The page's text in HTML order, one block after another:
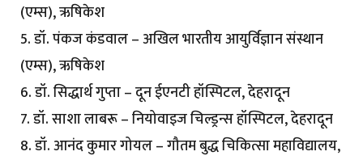
(एम्स), ऋषिकेश
5. डॉ. पंकज कंडवाल – अखिल भारतीय आयुर्विज्ञान संस्थान
(एम्स), ऋषिकेश
6. डॉ. सिद्धार्थ गुप्ता – दून ईएनटी हॉस्पिटल, देहरादून
7. डॉ. साशा लाबरू – नियोवाइज चिल्ड्रन्स हॉस्पिटल, देहरादून
8. डॉ. आनंद कुमार गोयल – गौतम बुद्ध चिकित्सा महाविद्यालय,